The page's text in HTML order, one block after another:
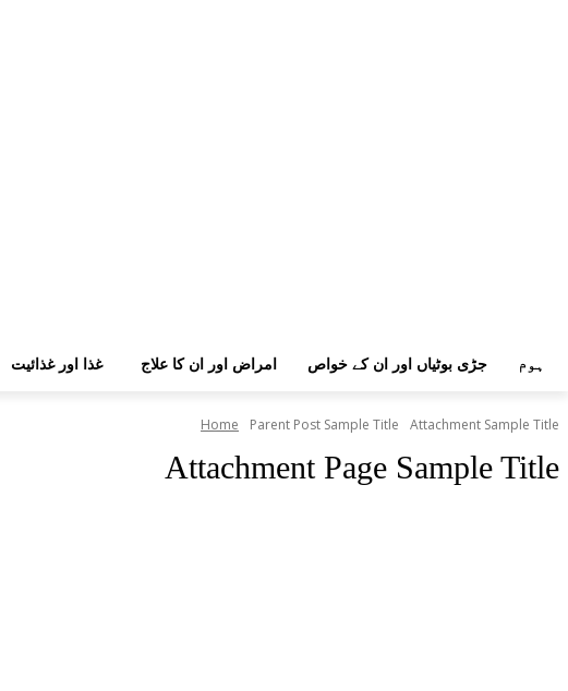
غذا اور غذائیت امراض اور ان کا علاج جڑی بوٹیاں اور ان کے خواص ہوم
Home Parent Post Sample Title Attachment Sample Title
Attachment Page Sample Title